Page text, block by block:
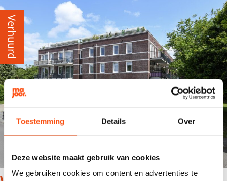
Toestemming Details Over
Deze website maakt gebruik van cookies
We gebruiken cookies om content en advertenties te
Verhuurd